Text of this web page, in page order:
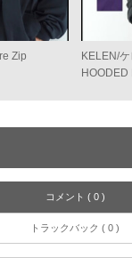
Zip
KELEN/
HOODED
コメント ( 0 )
トラックバック ( 0 )